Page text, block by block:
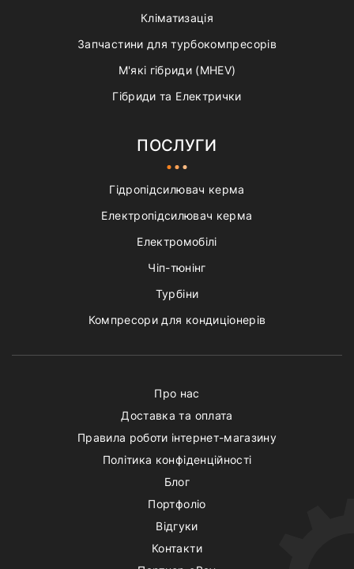
Кліматизація
Запчастини для турбокомпресорів
М'які гібриди (MHEV)
Гібриди та Електрички
ПОСЛУГИ
Гідропідсилювач керма
Електропідсилювач керма
Електромобілі
Чіп-тюнінг
Турбіни
Компресори для кондиціонерів
Про нас
Доставка та оплата
Правила роботи інтернет-магазину
Політика конфіденційності
Блог
Портфоліо
Відгуки
Контакти